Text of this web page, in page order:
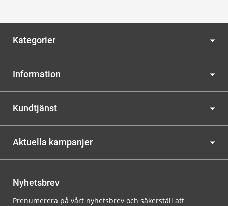
Kategorier
Information
Kundtjänst
Aktuella kampanjer
Nyhetsbrev
Prenumerera på vårt nyhetsbrev och säkerställ att